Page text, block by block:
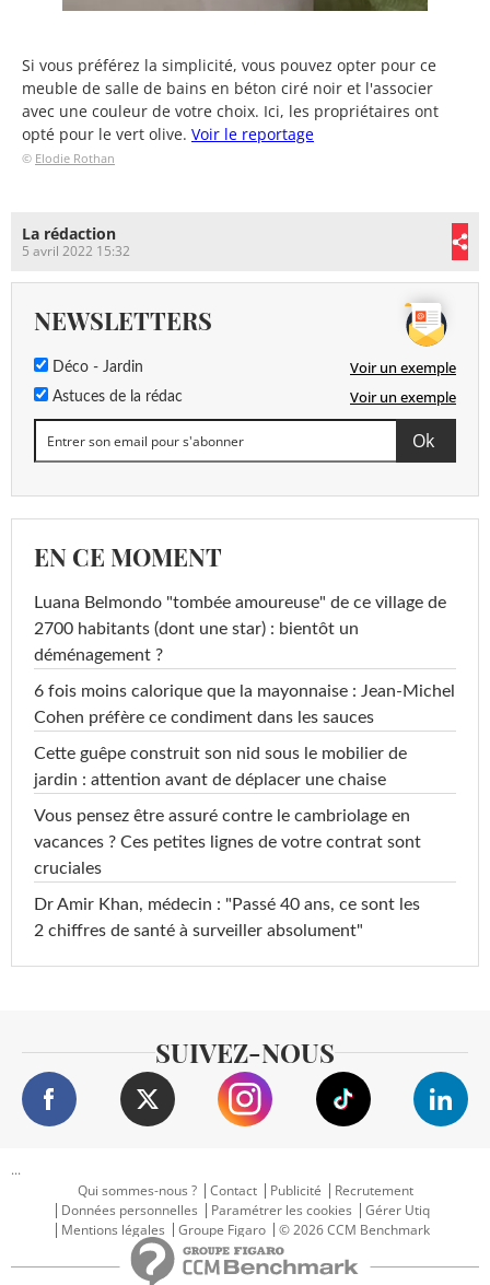
Si vous préférez la simplicité, vous pouvez opter pour ce
meuble de salle de bains en béton ciré noir et l'associer
avec une couleur de votre choix. Ici, les propriétaires ont
opté pour le vert olive. Voir le reportage
© Elodie Rothan
La rédaction
5 avril 2022 15:32
NEWSLETTERS
Déco - Jardin Voir un exemple
Astuces de la rédac Voir un exemple
EN CE MOMENT
Luana Belmondo "tombée amoureuse" de ce village de
2700 habitants (dont une star) : bientôt un
déménagement ?
6 fois moins calorique que la mayonnaise : Jean-Michel
Cohen préfère ce condiment dans les sauces
Cette guêpe construit son nid sous le mobilier de
jardin : attention avant de déplacer une chaise
Vous pensez être assuré contre le cambriolage en
vacances ? Ces petites lignes de votre contrat sont
cruciales
Dr Amir Khan, médecin : "Passé 40 ans, ce sont les
2 chiffres de santé à surveiller absolument"
SUIVEZ-NOUS
...
Qui sommes-nous ?
Contact Publicité
Recrutement
Données personnelles
Paramétrer les cookies
Gérer Utiq
Mentions légales
Groupe Figaro © 2026 CCM Benchmark